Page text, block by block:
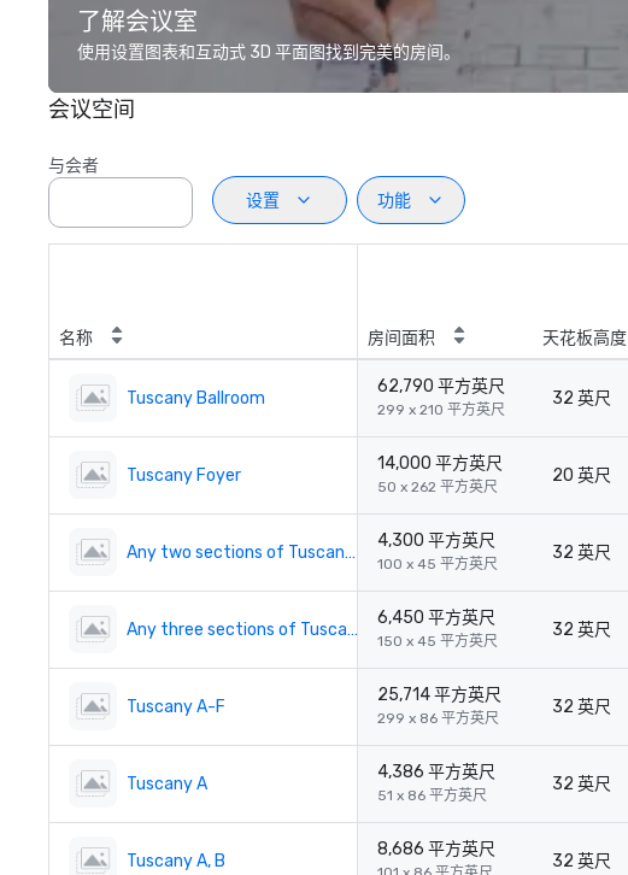
了解会议室
使用设置图表和互动式 3D 平面图找到完美的房间。
会议空间
与会者
设置
功能
名称 房间面积 天花板高度
Tuscany Ballroom
62,790 平方英尺
299 x 210 平方英尺
32 英尺
Tuscany Foyer
14,000 平方英尺
50 x 262 平方英尺
20 英尺
Any two sections of Tuscany 1-12
4,300 平方英尺
100 x 45 平方英尺
32 英尺
Any three sections of Tuscany 1-12
6,450 平方英尺
150 x 45 平方英尺
32 英尺
Tuscany A-F
25,714 平方英尺
299 x 86 平方英尺
32 英尺
Tuscany A
4,386 平方英尺
51 x 86 平方英尺
32 英尺
Tuscany A, B
8,686 平方英尺
32 英尺